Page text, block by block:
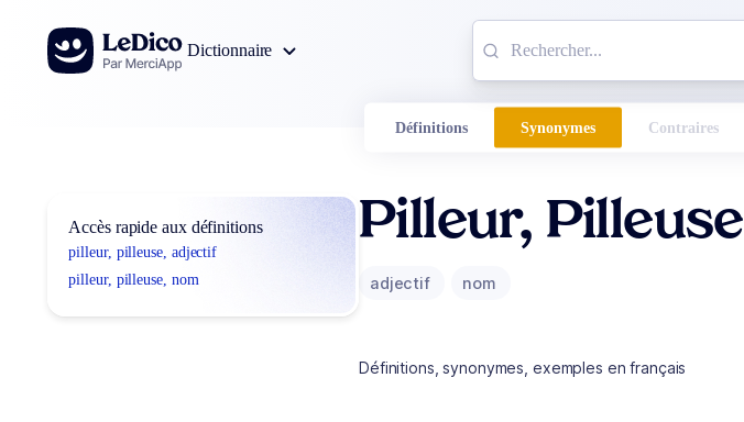
Aller au contenu
Dictionnaire
Définitions Synonymes Contraires
Accès rapide aux définitions
pilleur, pilleuse, adjectif
pilleur, pilleuse, nom
Pilleur, Pilleuse
adjectif nom
Définitions, synonymes, exemples en français